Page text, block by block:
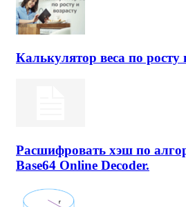
Калькулятор веса по росту
Расшифровать хэш по
Base64 Online Decoder.